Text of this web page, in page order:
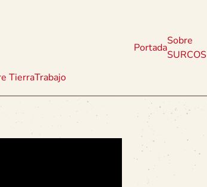
TierraTrabajo
Portada
Sobre
SURCOS